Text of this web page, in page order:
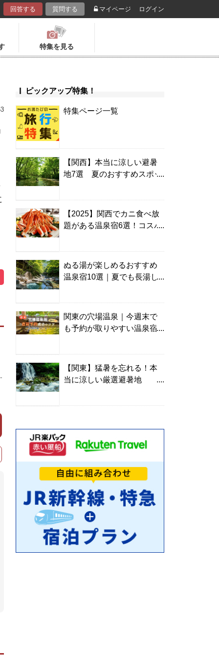
回答する 質問する マイページ ログイン
特集を見る
ピックアップ特集！
特集ページ一覧
【関西】本当に涼しい避暑
地7選 夏のおすすめスポッ
【2025】関西でカニ食べ放
題がある温泉宿6選！コスパ
ぬる湯が楽しめるおすすめ
温泉宿10選｜夏でも長湯し
関東の穴場温泉｜今週末で
も予約が取りやすい温泉宿
【関東】猛暑を忘れる！本
当に涼しい厳選避暑地